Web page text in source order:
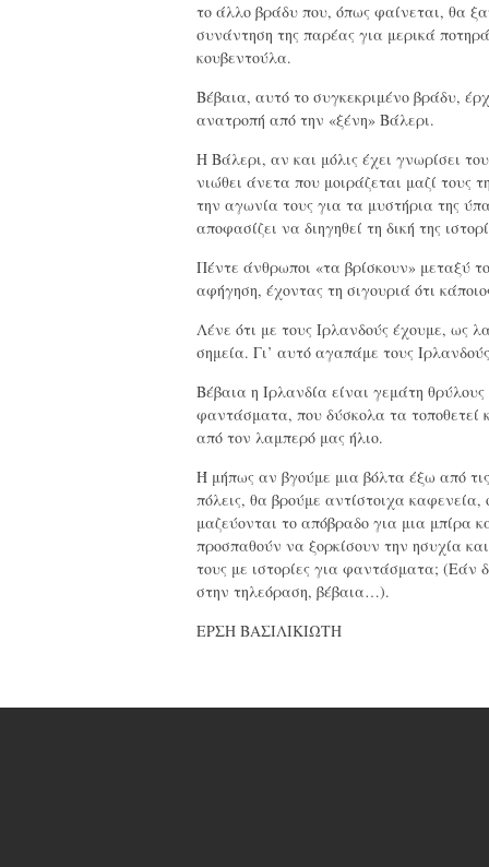
το άλλο βράδυ που, όπως φαίνεται, θα
συνάντηση της παρέας για μερικά
κουβεντούλα.
Βέβαια, αυτό το συγκεκριμένο βράδυ,
ανατροπή από την «ξένη» Βάλερι.
Η Βάλερι, αν και μόλις έχει γνωρίσει
νιώθει άνετα που μοιράζεται μαζί τους
την αγωνία τους για τα μυστήρια της
αποφασίζει να διηγηθεί τη δική της
Πέντε άνθρωποι «τα βρίσκουν» μεταξύ
αφήγηση, έχοντας τη σιγουριά ότι
Λένε ότι με τους Ιρλανδούς έχουμε, ως
σημεία. Γι’ αυτό αγαπάμε τους
Βέβαια η Ιρλανδία είναι γεμάτη θρύλους
φαντάσματα, που δύσκολα τα τοποθετεί
από τον λαμπερό μας ήλιο.
Ή μήπως αν βγούμε μια βόλτα έξω από
πόλεις, θα βρούμε αντίστοιχα καφενεία,
μαζεύονται το απόβραδο για μια μπίρα
προσπαθούν να ξορκίσουν την ησυχία
τους με ιστορίες για φαντάσματα; (Εάν
στην τηλεόραση, βέβαια…).
ΕΡΣΗ ΒΑΣΙΛΙΚΙΩΤΗ